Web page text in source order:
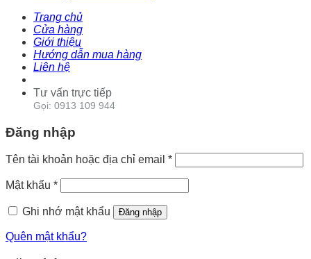
Trang chủ
Cửa hàng
Giới thiệu
Hướng dẫn mua hàng
Liên hệ
Tư vấn trực tiếp
Gọi: 0913 109 944
Đăng nhập
Tên tài khoản hoặc địa chỉ email *
Mật khẩu *
Ghi nhớ mật khẩu Đăng nhập
Quên mật khẩu?